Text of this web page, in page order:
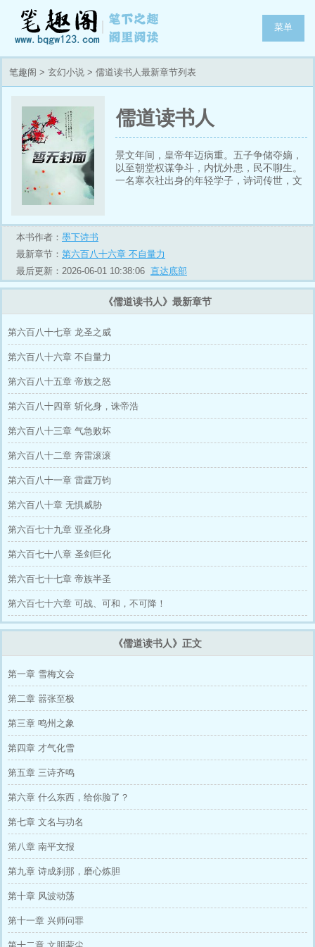
菜单
笔趣阁 > 玄幻小说 > 儒道读书人最新章节列表
儒道读书人
景文年间，皇帝年迈病重。五子争储夺嫡，
以至朝堂权谋争斗，内忧外患，民不聊生。
一名寒衣社出身的年轻学子，诗词传世，文
本书作者： 墨下诗书
最新章节： 第六百八十六章 不自量力
最后更新：2026-06-01 10:38:06 直达底部
《儒道读书人》最新章节
第六百八十七章 龙圣之威
第六百八十六章 不自量力
第六百八十五章 帝族之怒
第六百八十四章 斩化身，诛帝浩
第六百八十三章 气急败坏
第六百八十二章 奔雷滚滚
第六百八十一章 雷霆万钧
第六百八十章 无惧威胁
第六百七十九章 亚圣化身
第六百七十八章 圣剑巨化
第六百七十七章 帝族半圣
第六百七十六章 可战、可和，不可降！
《儒道读书人》正文
第一章 雪梅文会
第二章 嚣张至极
第三章 鸣州之象
第四章 才气化雪
第五章 三诗齐鸣
第六章 什么东西，给你脸了？
第七章 文名与功名
第八章 南平文报
第九章 诗成刹那，磨心炼胆
第十章 风波动荡
第十一章 兴师问罪